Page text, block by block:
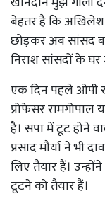
बेहतर है कि अखिलेश
छोड़कर अब सांसद
निराश सांसदों के
एक दिन पहले ओपी
प्रोफेसर रामगोपाल
है। सपा में टूट होने
प्रसाद मौर्या ने भी
लिए तैयार हैं।
टूटने को तैयार हैं।